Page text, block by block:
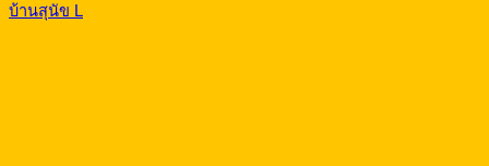
บ้านสุนัข L